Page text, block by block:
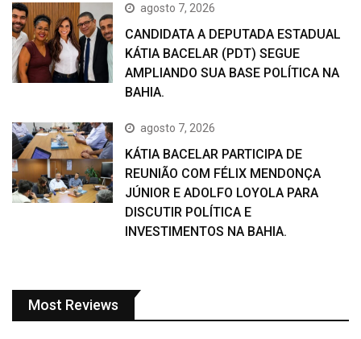
agosto 7, 2026
CANDIDATA A DEPUTADA ESTADUAL
KÁTIA BACELAR (PDT) SEGUE
AMPLIANDO SUA BASE POLÍTICA NA
BAHIA.
agosto 7, 2026
KÁTIA BACELAR PARTICIPA DE
REUNIÃO COM FÉLIX MENDONÇA
JÚNIOR E ADOLFO LOYOLA PARA
DISCUTIR POLÍTICA E
INVESTIMENTOS NA BAHIA.
Most Reviews